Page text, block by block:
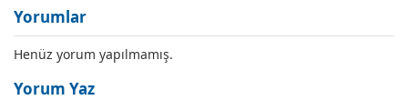
Yorumlar
Henüz yorum yapılmamış.
Yorum Yaz